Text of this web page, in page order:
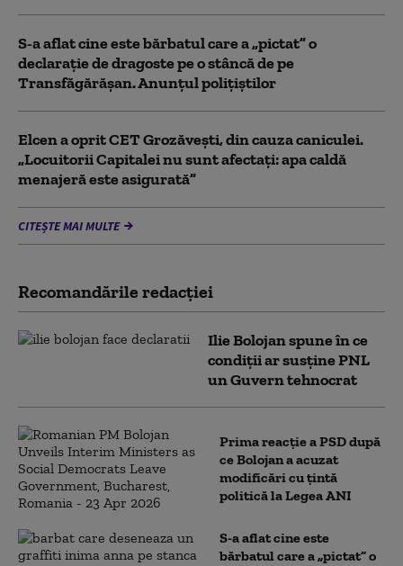
S-a aflat cine este bărbatul care a „pictat” o
declarație de dragoste pe o stâncă de pe
Transfăgărășan. Anunțul polițiștilor
Elcen a oprit CET Grozăveşti, din cauza caniculei.
„Locuitorii Capitalei nu sunt afectați: apa caldă
menajeră este asigurată”
CITEȘTE MAI MULTE
Recomandările redacţiei
Ilie Bolojan spune în ce
condiții ar susține PNL
un Guvern tehnocrat
Prima reacție a PSD după
ce Bolojan a acuzat
modificări cu țintă
politică la Legea ANI
S-a aflat cine este
bărbatul care a „pictat” o